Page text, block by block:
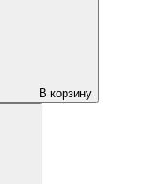
В корзину